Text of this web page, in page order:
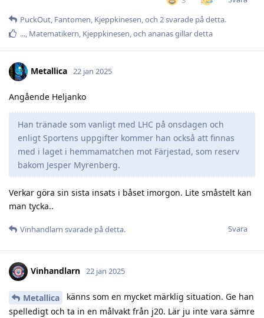
PuckOut, Fantomen, Kjeppkinesen, och 2svarade på detta.
.​.​.​, Matematikern, Kjeppkinesen, och ananasgillar detta
Metallica 22 jan 2025
Angående Heljanko
Han tränade som vanligt med LHC på onsdagen och
enligt Sportens uppgifter kommer han också att finnas
med i laget i hemmamatchen mot Färjestad, som reserv
bakom Jesper Myrenberg.
Verkar göra sin sista insats i båset imorgon. Lite småstelt kan
man tycka..
Svara
Vinhandlarn svarade på detta.
Vinhandlarn 22 jan 2025
Metallica
känns som en mycket märklig situation. Ge han
spelledigt och ta in en målvakt från j20. Lär ju inte vara sämre